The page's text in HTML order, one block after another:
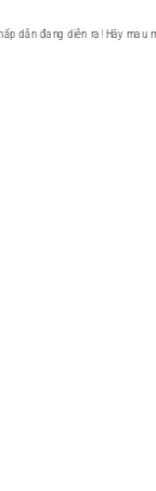
dẫn đang diễn ra! Hãy mau